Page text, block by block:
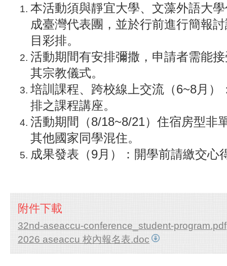
本活動須與靜宜大學、文藻外語大
成臺灣代表團，並於行前進行簡報
目彩排。
活動期間有安排彌撒，申請者需能
其宗教儀式。
培訓課程、跨校線上交流（6~8月）
排之課程講座。
活動期間（8/18~8/21）住宿房型非
其他國家同學混住。
成果發表（9月）：開學前請繳交心
附件下載
32nd-aseaccu-conference_student-program.pdf
2026 aseaccu 校內報名表.doc